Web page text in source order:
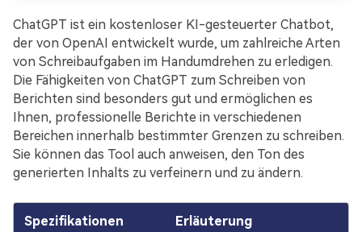
ChatGPT ist ein kostenloser KI-gesteuerter Chatbot,
der von OpenAI entwickelt wurde, um zahlreiche Arten
von Schreibaufgaben im Handumdrehen zu erledigen.
Die Fähigkeiten von ChatGPT zum Schreiben von
Berichten sind besonders gut und ermöglichen es
Ihnen, professionelle Berichte in verschiedenen
Bereichen innerhalb bestimmter Grenzen zu schreiben.
Sie können das Tool auch anweisen, den Ton des
generierten Inhalts zu verfeinern und zu ändern.
Spezifikationen Erläuterung